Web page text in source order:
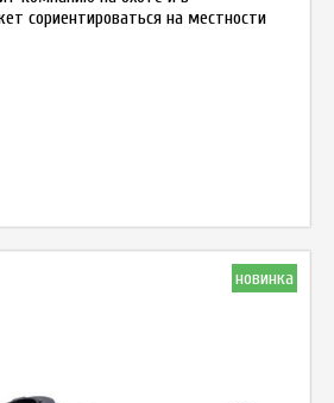
сориентироваться на местности
новинка